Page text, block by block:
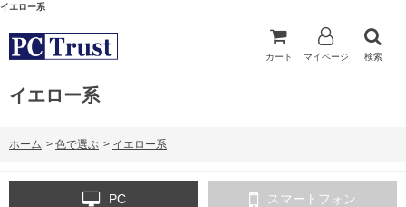
イエロー系
カート マイページ 検索
イエロー系
ホーム > 色で選ぶ > イエロー系
PC スマートフォン